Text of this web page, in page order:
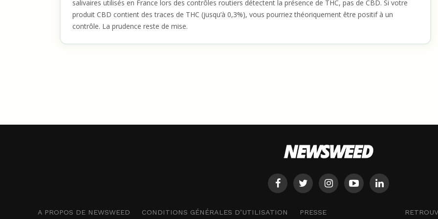
salivaires utilisés en France lors des contrôles routiers détectent la présence de THC, pas de CBD. Si votre
produit CBD contient des traces de THC (jusqu’à 0,3%), vous pourriez théoriquement être positif à un
contrôle. La prudence reste de mise.
A PROPOS DE NEWSWEED CONDITIONS GÉNÉRALES D’UTILISATION PRESSE